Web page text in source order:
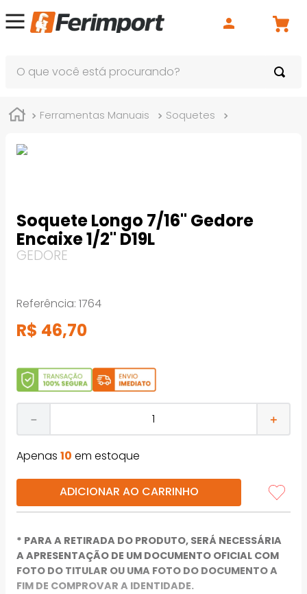
Ferramentas Manuais Soquetes
Soquete Longo 7/16" Gedore
Encaixe 1/2" D19L
GEDORE
Referência: 1764
R$ 46,70
＋
－
Apenas 10 em estoque
ADICIONAR AO CARRINHO
* PARA A RETIRADA DO PRODUTO, SERÁ NECESSÁRIA
A APRESENTAÇÃO DE UM DOCUMENTO OFICIAL COM
FOTO DO TITULAR OU UMA FOTO DO DOCUMENTO A
FIM DE COMPROVAR A IDENTIDADE.